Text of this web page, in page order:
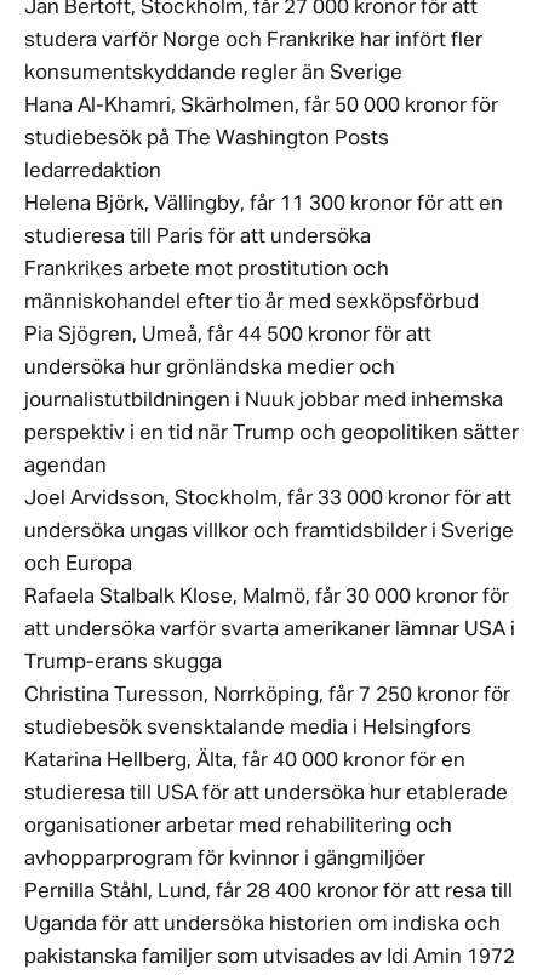
Jan Bertoft, Stockholm, får 27 000 kronor för att
studera varför Norge och Frankrike har infört fler
konsumentskyddande regler än Sverige
Hana Al-Khamri, Skärholmen, får 50 000 kronor för
studiebesök på The Washington Posts
ledarredaktion
Helena Björk, Vällingby, får 11 300 kronor för att en
studieresa till Paris för att undersöka
Frankrikes arbete mot prostitution och
människohandel efter tio år med sexköpsförbud
Pia Sjögren, Umeå, får 44 500 kronor för att
undersöka hur grönländska medier och
journalistutbildningen i Nuuk jobbar med inhemska
perspektiv i en tid när Trump och geopolitiken sätter
agendan
Joel Arvidsson, Stockholm, får 33 000 kronor för att
undersöka ungas villkor och framtidsbilder i Sverige
och Europa
Rafaela Stalbalk Klose, Malmö, får 30 000 kronor för
att undersöka varför svarta amerikaner lämnar USA i
Trump-erans skugga
Christina Turesson, Norrköping, får 7 250 kronor för
studiebesök svensktalande media i Helsingfors
Katarina Hellberg, Älta, får 40 000 kronor för en
studieresa till USA för att undersöka hur etablerade
organisationer arbetar med rehabilitering och
avhopparprogram för kvinnor i gängmiljöer
Pernilla Ståhl, Lund, får 28 400 kronor för att resa till
Uganda för att undersöka historien om indiska och
pakistanska familjer som utvisades av Idi Amin 1972